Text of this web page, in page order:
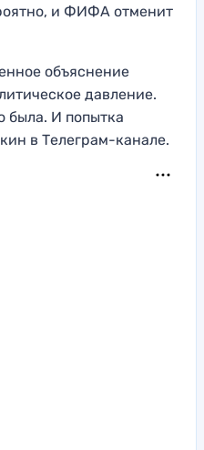
и ФИФА отменит
объяснение
давление.
была. И попытка
в Телеграм-канале.